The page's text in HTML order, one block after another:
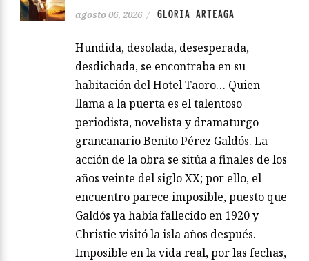
agosto 06, 2026 / GLORIA ARTEAGA
Hundida, desolada, desesperada,
desdichada, se encontraba en su
habitación del Hotel Taoro… Quien
llama a la puerta es el talentoso
periodista, novelista y dramaturgo
grancanario Benito Pérez Galdós. La
acción de la obra se sitúa a finales de los
años veinte del siglo XX; por ello, el
encuentro parece imposible, puesto que
Galdós ya había fallecido en 1920 y
Christie visitó la isla años después.
Imposible en la vida real, por las fechas,